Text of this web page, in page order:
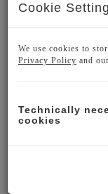
Cookie
We use cookies to
Privacy Policy and our
Technically
cookies